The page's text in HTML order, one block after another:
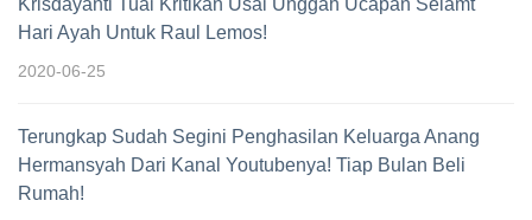
Hari Ayah Untuk Raul Lemos!
2020-06-25
Terungkap Sudah Segini Penghasilan Keluarga Anang
Hermansyah Dari Kanal Youtubenya! Tiap Bulan Beli
Rumah!